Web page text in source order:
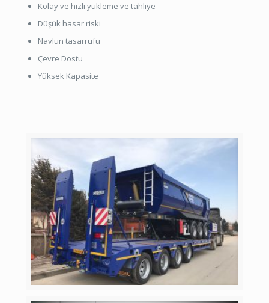
Kolay ve hızlı yükleme ve tahliye
Düşük hasar riski
Navlun tasarrufu
Çevre Dostu
Yüksek Kapasite